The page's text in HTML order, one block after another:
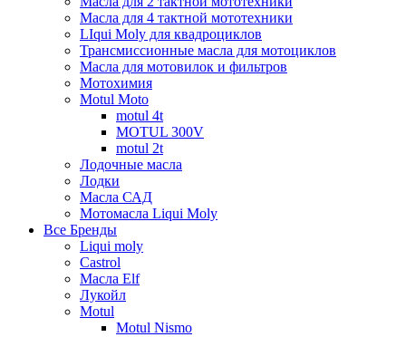
Масла для 4 тактной мототехники
LIqui Moly для квадроциклов
Трансмиссионные масла для мотоциклов
Масла для мотовилок и фильтров
Мотохимия
Motul Moto
motul 4t
MOTUL 300V
motul 2t
Лодочные масла
Лодки
Масла САД
Мотомасла Liqui Moly
Все Бренды
Liqui moly
Castrol
Масла Elf
Лукойл
Motul
Motul Nismo